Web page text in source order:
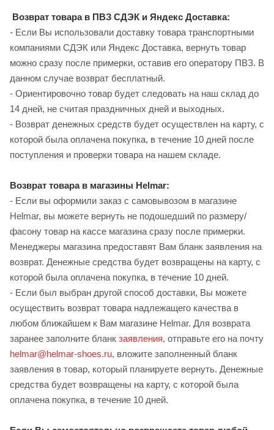
Возврат товара в ПВЗ СДЭК и Яндекс Доставка:
- Если Вы использовали доставку товара транспортными
компаниями СДЭК или Яндекс Доставка, вернуть товар
можно сразу после примерки, оставив его оператору ПВЗ. В
данном случае возврат бесплатный.
- Ориентировочно товар будет следовать на наш склад до
14 дней, не считая праздничных дней и выходных.
- Возврат денежных средств будет осуществлен на карту, с
которой была оплачена покупка, в течение 10 дней после
поступления и проверки товара на нашем складе.
Возврат товара в магазины Helmar:
- Если вы оформили заказ с самовывозом в магазине
Helmar, вы можете вернуть не подошедший по размеру/
фасону товар на кассе магазина сразу после примерки.
Менеджеры магазина предоставят Вам бланк заявления на
возврат. Денежные средства будет возвращены на карту, с
которой была оплачена покупка, в течение 10 дней.
- Если был выбран другой способ доставки, Вы можете
осуществить возврат товара надлежащего качества в
любом ближайшем к Вам магазине Helmar. Для возврата
заранее заполните бланк заявления, отправьте его на почту
helmar@helmar-shoes.ru, вложите заполненный бланк
заявления в товар, который планируете вернуть. Денежные
средства будет возвращены на карту, с которой была
оплачена покупка, в течение 10 дней.